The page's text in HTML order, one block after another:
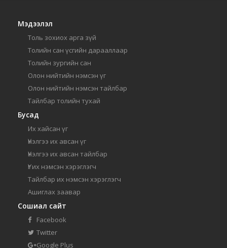
Мэдээлэл
Толь зохиох арга зүй
Толийн сан үсгийн дарааллаар
Толийн зургийн сан
Олон нийтийн нэмсэн үг
Олон нийтийн нэмсэн тайлбар
Тайлбар толийн тухай
Бусад
Их хайсан үг
Үнэлгээ их авсан үг
Үнэлгээ их авсан тайлбар
Үг их нэмсэн хэрэглэгч
Тайлбар их нэмсэн хэрэглэгч
Ашиглах заавар
Сошиал сайт
Facebook
Twitter
Google Plus